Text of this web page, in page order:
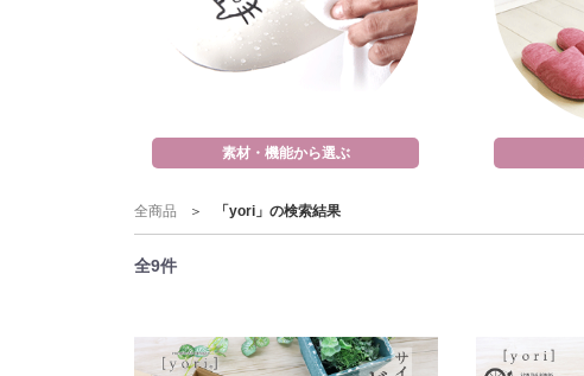
素材・機能から選ぶ
全商品 「yori」の検索結果
全9件